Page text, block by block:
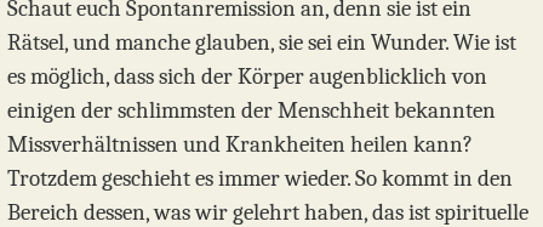
Schaut euch Spontanremission an, denn sie ist ein
Rätsel, und manche glauben, sie sei ein Wunder. Wie ist
es möglich, dass sich der Körper augenblicklich von
einigen der schlimmsten der Menschheit bekannten
Missverhältnissen und Krankheiten heilen kann?
Trotzdem geschieht es immer wieder. So kommt in den
Bereich dessen, was wir gelehrt haben, das ist spirituelle